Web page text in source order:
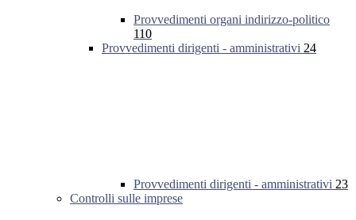
Provvedimenti organi indirizzo-politico
110
Provvedimenti dirigenti - amministrativi 24
Provvedimenti dirigenti - amministrativi 23
Controlli sulle imprese